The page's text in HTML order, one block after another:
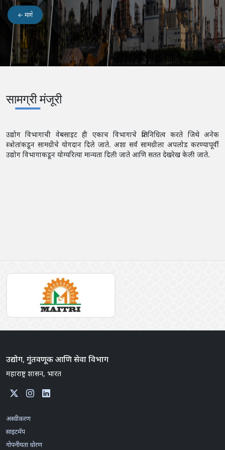
← मागे
सामग्री मंजूरी
उद्योग विभागाची वेबसाइट ही एकाच विभागाचे प्रतिनिधित्व करते जिथे अनेक
स्त्रोतांकडून सामग्रीचे योगदान दिले जाते. अशा सर्व सामग्रीला अपलोड करण्यापूर्वी
उद्योग विभागाकडून योग्यरित्या मान्यता दिली जाते आणि सतत देखरेख केली जाते.
उद्योग, गुंतवणूक आणि सेवा विभाग
महाराष्ट्र शासन, भारत
अस्वीकरण
साइटमॅप
गोपनीयता धोरण